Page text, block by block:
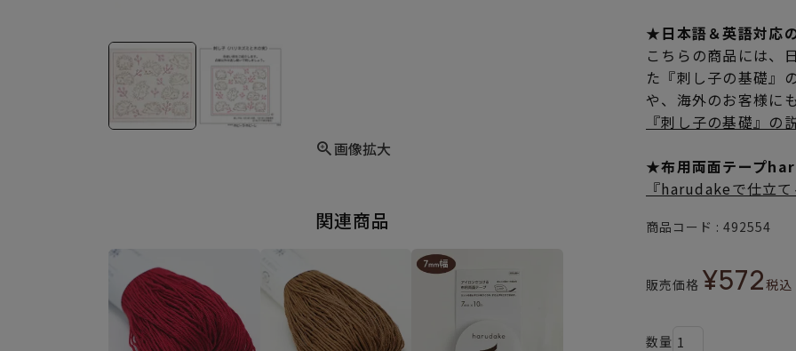
画像拡大
関連商品
★日本語＆英語対応
こちらの商品には、
た『刺し子の基礎』
や、海外のお客様に
『刺し子の基礎』の
★布用両面テープ
『harudakeで仕立
商品コード 492554
販売価格 ¥572税込